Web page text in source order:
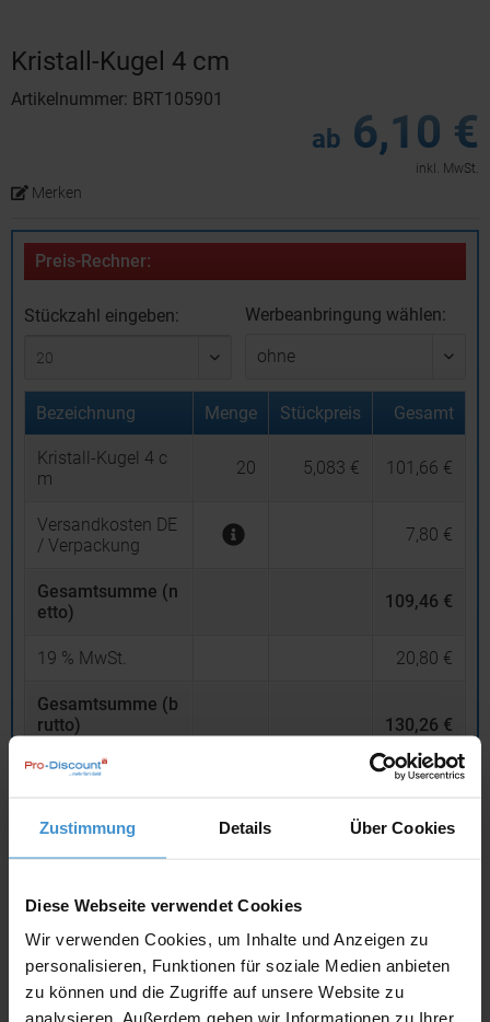
Zustimmung Details Über Cookies
Diese Webseite verwendet Cookies
Wir verwenden Cookies, um Inhalte und Anzeigen zu
personalisieren, Funktionen für soziale Medien anbieten
zu können und die Zugriffe auf unsere Website zu
analysieren. Außerdem geben wir Informationen zu Ihrer
Kristall-Kugel 4 cm
Artikelnummer: BRT105901
ab 6,10 €
inkl. MwSt.
Merken
Preis-Rechner:
Stückzahl eingeben: Werbeanbringung wählen:
Bezeichnung Menge Stückpreis Gesamt
Kristall-Kugel 4 c
m
20 5,083 € 101,66 €
Versandkosten DE
/ Verpackung
7,80 €
Gesamtsumme (n
etto)
109,46 €
19 % MwSt. 20,80 €
Gesamtsumme (b
rutto)
130,26 €
In den
Angebot drucken
Individuelle Anfrage